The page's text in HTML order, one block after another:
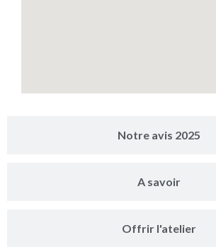
Notre avis 2025
A savoir
Offrir l'atelier